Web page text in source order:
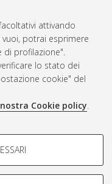
attivando
potrai esprimere
di profilazione".
lo stato dei
cookie" del
Cookie policy.
le caratteristiche della